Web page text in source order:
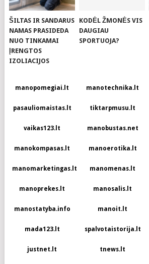
ŠILTAS IR SANDARUS
NAMAS PRASIDEDA
NUO TINKAMAI
ĮRENGTOS
IZOLIACIJOS
KODĖL ŽMONĖS VIS
DAUGIAU
SPORTUOJA?
manopomegiai.lt manotechnika.lt
pasauliomaistas.lt tiktarpmusu.lt
vaikas123.lt manobustas.net
manokompasas.lt manoerotika.lt
manomarketingas.lt manomenas.lt
manoprekes.lt manosalis.lt
manostatyba.info manoit.lt
mada123.lt spalvotaistorija.lt
justnet.lt tnews.lt